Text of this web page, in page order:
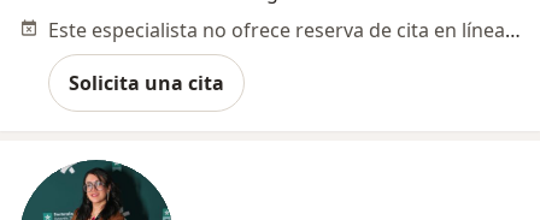
Este especialista no ofrece reserva de cita en línea en esta dirección.
Solicita una cita